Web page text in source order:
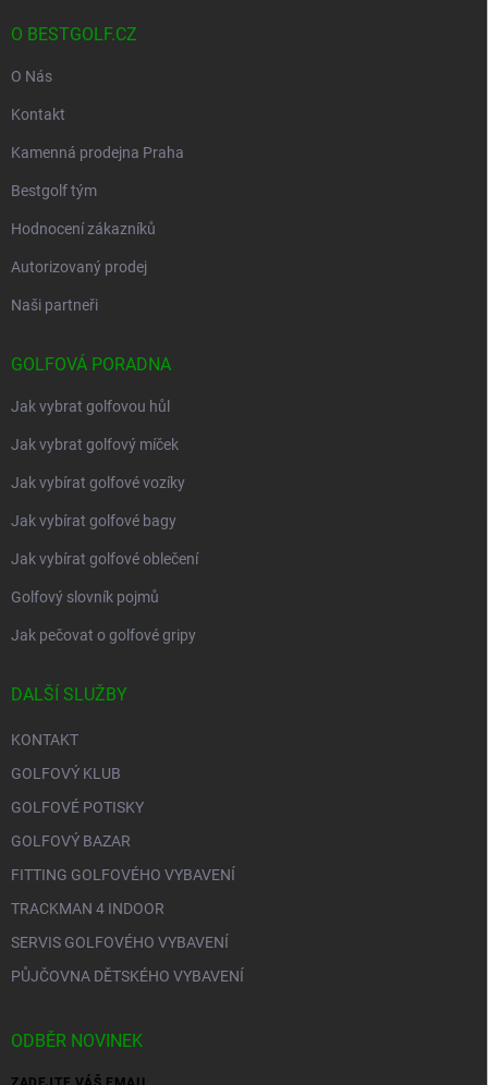
O BESTGOLF.CZ
O Nás
Kontakt
Kamenná prodejna Praha
Bestgolf tým
Hodnocení zákazníků
Autorizovaný prodej
Naši partneři
GOLFOVÁ PORADNA
Jak vybrat golfovou hůl
Jak vybrat golfový míček
Jak vybírat golfové vozíky
Jak vybírat golfové bagy
Jak vybírat golfové oblečení
Golfový slovník pojmů
Jak pečovat o golfové gripy
DALŠÍ SLUŽBY
KONTAKT
GOLFOVÝ KLUB
GOLFOVÉ POTISKY
GOLFOVÝ BAZAR
FITTING GOLFOVÉHO VYBAVENÍ
TRACKMAN 4 INDOOR
SERVIS GOLFOVÉHO VYBAVENÍ
PŮJČOVNA DĚTSKÉHO VYBAVENÍ
ODBĚR NOVINEK